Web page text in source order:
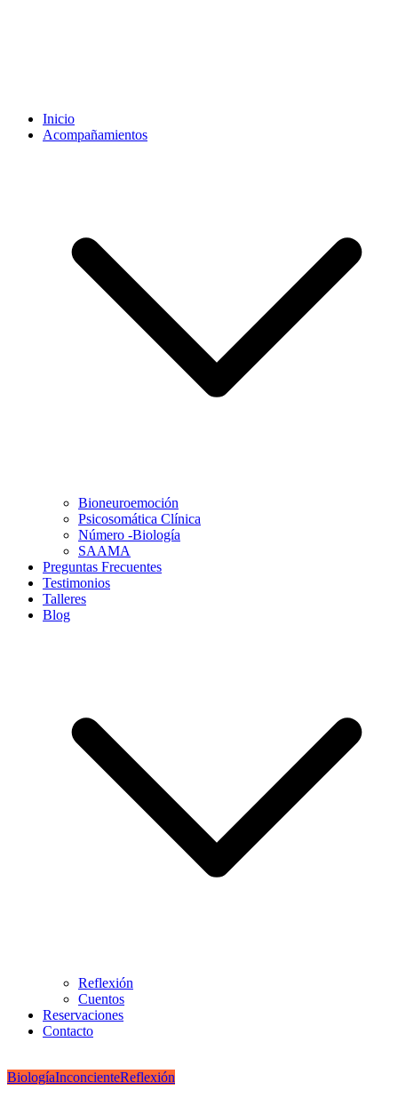
Inicio
Acompañamientos
Bioneuroemoción
Psicosomática Clínica
Número -Biología
SAAMA
Preguntas Frecuentes
Testimonios
Talleres
Blog
Reflexión
Cuentos
Reservaciones
Contacto
BiologíaInconcienteReflexión